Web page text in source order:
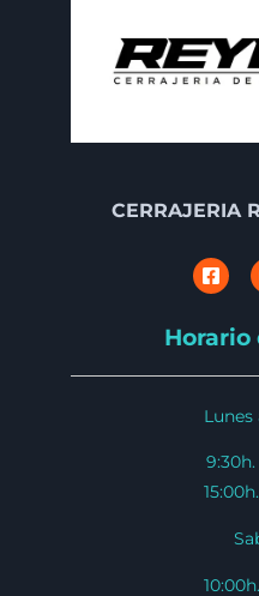
CERRAJERIA
Horario
Lunes
9:30h.